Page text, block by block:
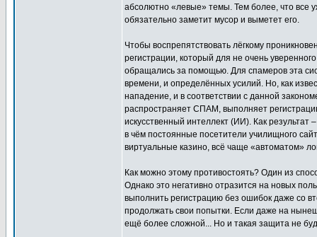
абсолютно «левые» темы. Тем более, что все
обязательно заметит мусор и выметет его.
Чтобы воспрепятствовать лёгкому
регистрации, который для не очень
обращались за помощью. Для спамеров эта
времени, и определённых усилий. Но, как
нападение, и в соответствии с данной
распространяет СПАМ, выполняет
искусственный интеллект (ИИ). Как
в чём постоянные посетители училищного
виртуальные казино, всё чаще «автоматом»
Как можно этому противостоять? Один из
Однако это негативно отразится на новых
выполнить регистрацию без ошибок даже со
продолжать свои попытки. Если даже на
ещё более сложной... Но и такая защита не